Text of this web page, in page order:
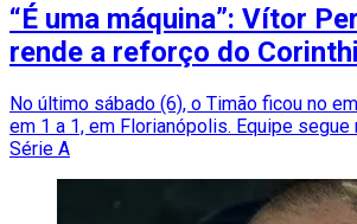
“É uma máquina”: Vítor
rende a reforço do
No último sábado (6), o Timão ficou no
em 1 a 1, em Florianópolis. Equipe
Série A